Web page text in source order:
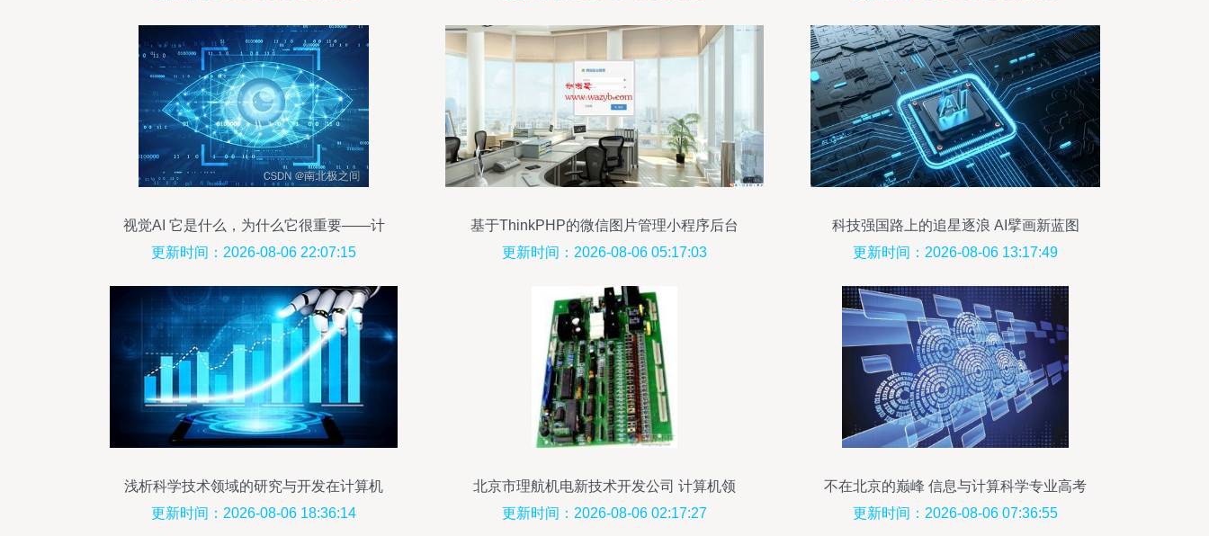
视觉AI 它是什么，为什么它很重要——计
算机领域内的技术开发
更新时间：2026-08-06 22:07:15
基于ThinkPHP的微信图片管理小程序后台
开发指南
更新时间：2026-08-06 05:17:03
科技强国路上的追星逐浪 AI擘画新蓝图
更新时间：2026-08-06 13:17:49
浅析科学技术领域的研究与开发在计算机
领域的技术突破
更新时间：2026-08-06 18:36:14
北京市理航机电新技术开发公司 计算机领
域的技术创新先锋
更新时间：2026-08-06 02:17:27
不在北京的巅峰 信息与计算科学专业高考
最难考的三大顶尖学府
更新时间：2026-08-06 07:36:55